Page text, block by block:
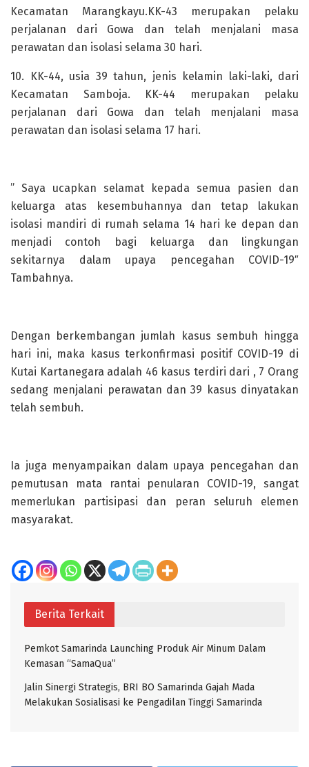
Kecamatan Marangkayu.KK-43 merupakan pelaku
perjalanan dari Gowa dan telah menjalani masa
perawatan dan isolasi selama 30 hari.
10. KK-44, usia 39 tahun, jenis kelamin laki-laki, dari
Kecamatan Samboja. KK-44 merupakan pelaku
perjalanan dari Gowa dan telah menjalani masa
perawatan dan isolasi selama 17 hari.
” Saya ucapkan selamat kepada semua pasien dan
keluarga atas kesembuhannya dan tetap lakukan
isolasi mandiri di rumah selama 14 hari ke depan dan
menjadi contoh bagi keluarga dan lingkungan
sekitarnya dalam upaya pencegahan COVID-19″
Tambahnya.
Dengan berkembangan jumlah kasus sembuh hingga
hari ini, maka kasus terkonfirmasi positif COVID-19 di
Kutai Kartanegara adalah 46 kasus terdiri dari , 7 Orang
sedang menjalani perawatan dan 39 kasus dinyatakan
telah sembuh.
Ia juga menyampaikan dalam upaya pencegahan dan
pemutusan mata rantai penularan COVID-19, sangat
memerlukan partisipasi dan peran seluruh elemen
masyarakat.
Berita Terkait
Pemkot Samarinda Launching Produk Air Minum Dalam
Kemasan “SamaQua”
Jalin Sinergi Strategis, BRI BO Samarinda Gajah Mada
Melakukan Sosialisasi ke Pengadilan Tinggi Samarinda